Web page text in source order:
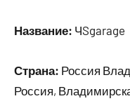
Название: ЧSgarage
Страна: Россия
Россия,